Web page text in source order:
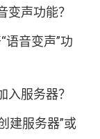
变声功能？
语音变声”功
入服务器？
建服务器”或